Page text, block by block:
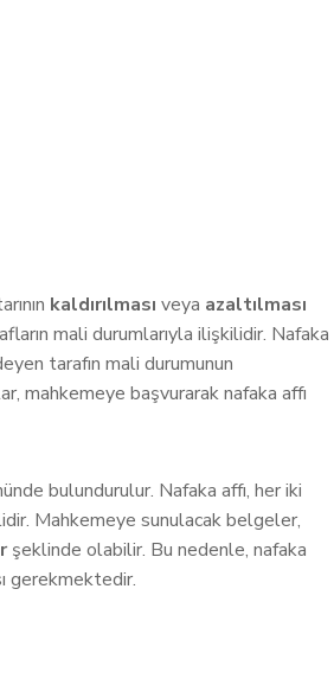
kaldırılması veya azaltılması
mali durumlarıyla ilişkilidir. Nafaka
tarafın mali durumunun
mahkemeye başvurarak nafaka affı
bulundurulur. Nafaka affı, her iki
Mahkemeye sunulacak belgeler,
şeklinde olabilir. Bu nedenle, nafaka
gerekmektedir.